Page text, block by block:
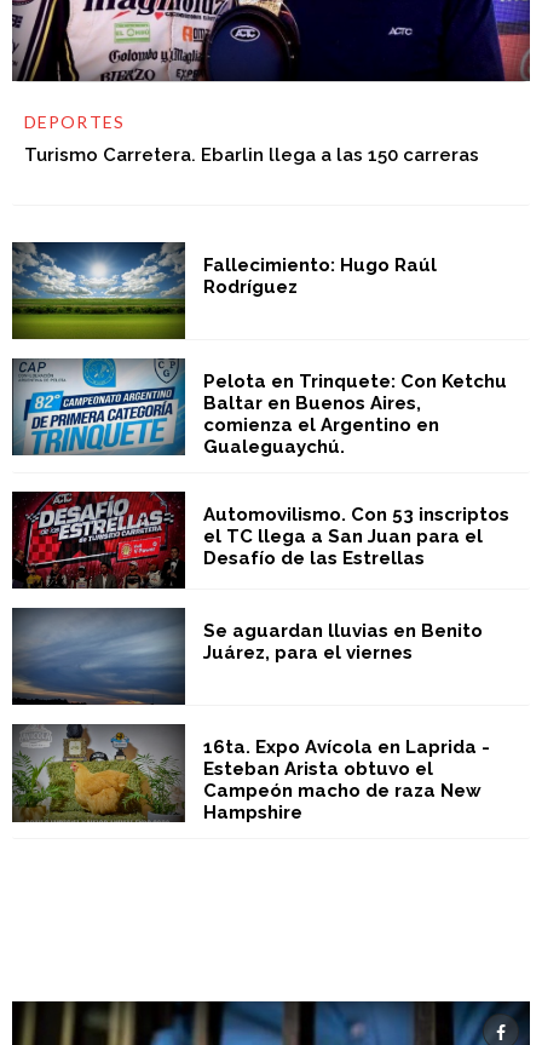
DEPORTES
Turismo Carretera. Ebarlin llega a las 150 carreras
Fallecimiento: Hugo Raúl
Rodríguez
Pelota en Trinquete: Con Ketchu
Baltar en Buenos Aires,
comienza el Argentino en
Gualeguaychú.
Automovilismo. Con 53 inscriptos
el TC llega a San Juan para el
Desafío de las Estrellas
Se aguardan lluvias en Benito
Juárez, para el viernes
16ta. Expo Avícola en Laprida -
Esteban Arista obtuvo el
Campeón macho de raza New
Hampshire